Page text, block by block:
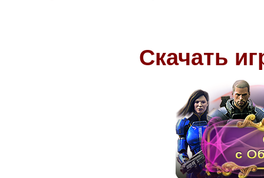
Скачать